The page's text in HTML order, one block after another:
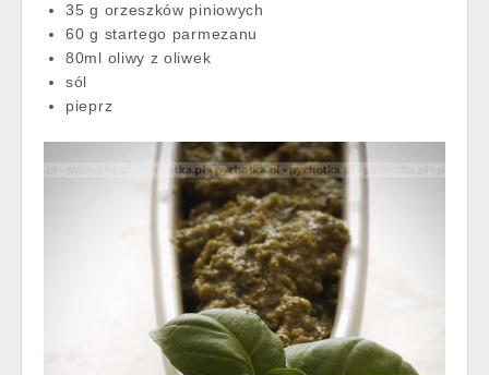
35 g orzeszków piniowych
60 g startego parmezanu
80ml oliwy z oliwek
sól
pieprz